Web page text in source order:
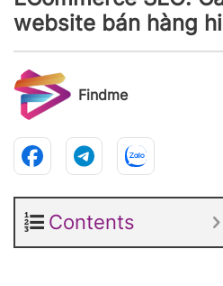
website bán hàng
Findme
Contents